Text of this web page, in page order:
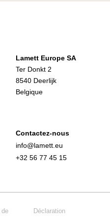
Lamett Europe SA
Ter Donkt 2
8540 Deerlijk
Belgique
Contactez-nous
info@lamett.eu
+32 56 77 45 15
de Déclaration